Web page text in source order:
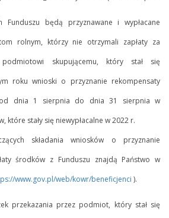
Funduszu będą przyznawane i wypłacane
rolnym, którzy nie otrzymali zapłaty za
skupującemu, który stał się
roku wnioski o przyznanie rekompensaty
od dnia 1 sierpnia do dnia 31 sierpnia w
stały się niewypłacalne w 2022 r.
składania wniosków o przyznanie
środków z Funduszu znajdą Państwo w
www.gov.pl/web/kowr/beneficjenci ).
przekazania przez podmiot, który stał się